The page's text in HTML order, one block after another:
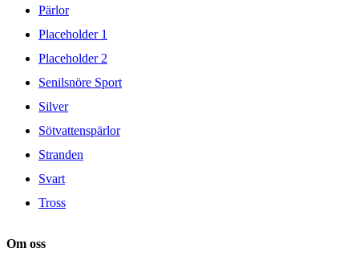
Pärlor
Placeholder 1
Placeholder 2
Senilsnöre Sport
Silver
Sötvattenspärlor
Stranden
Svart
Tross
Om oss